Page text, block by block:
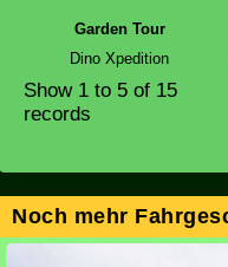
Garden Tour
Dino Xpedition
Show 1 to 5 of 15
records
Noch mehr